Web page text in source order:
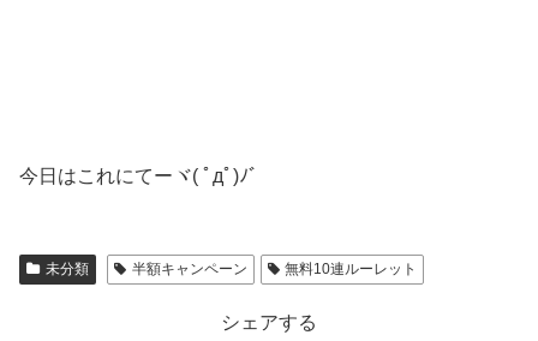
今日はこれにてーヾ( ﾟдﾟ)ﾉ゛
未分類 半額キャンペーン 無料10連ルーレット
シェアする